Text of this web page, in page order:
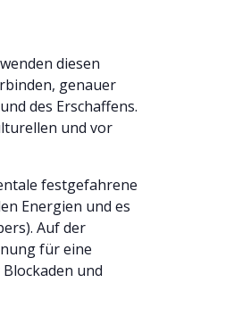
diesen
genauer
des Erschaffens.
und vor
festgefahrene
Energien und es
Auf der
für eine
und